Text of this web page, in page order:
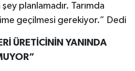
planlamadır. Tarımda
geçilmesi gerekiyor.” Dedi
ÜRETİCİNİN YANINDA